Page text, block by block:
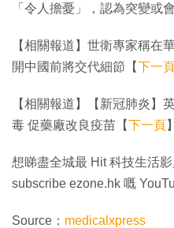
「令人擔憂」，認為突變或
【相關報道】世衛專家稱在
開中國前將交代細節【下一
【相關報道】【新冠肺炎】
毒 促藥廠改良疫苗【下一頁】
想睇盡全城最 Hit 科技生活
subscribe ezone.hk 嘅
Source： medicalxpress